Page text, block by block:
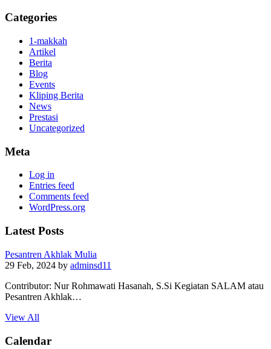
Categories
1-makkah
Artikel
Berita
Blog
Events
Kliping Berita
News
Prestasi
Uncategorized
Meta
Log in
Entries feed
Comments feed
WordPress.org
Latest Posts
Pesantren Akhlak Mulia
29 Feb, 2024 by adminsd11
Contributor: Nur Rohmawati Hasanah, S.Si Kegiatan SALAM atau
Pesantren Akhlak…
View All
Calendar